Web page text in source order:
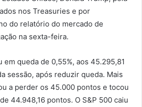
nos Treasuries e por
do relatório do mercado de
na sexta-feira.
em queda de 0,55%, aos 45.295,81
sessão, após reduzir queda. Mais
a perder os 45.000 pontos e tocou
44.948,16 pontos. O S&P 500 caiu